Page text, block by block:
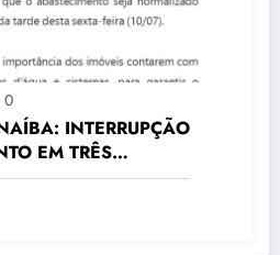
0
INTERRUPÇÃO
EM TRÊS